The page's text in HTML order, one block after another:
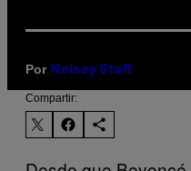
Por Noisey Staff
Compartir: